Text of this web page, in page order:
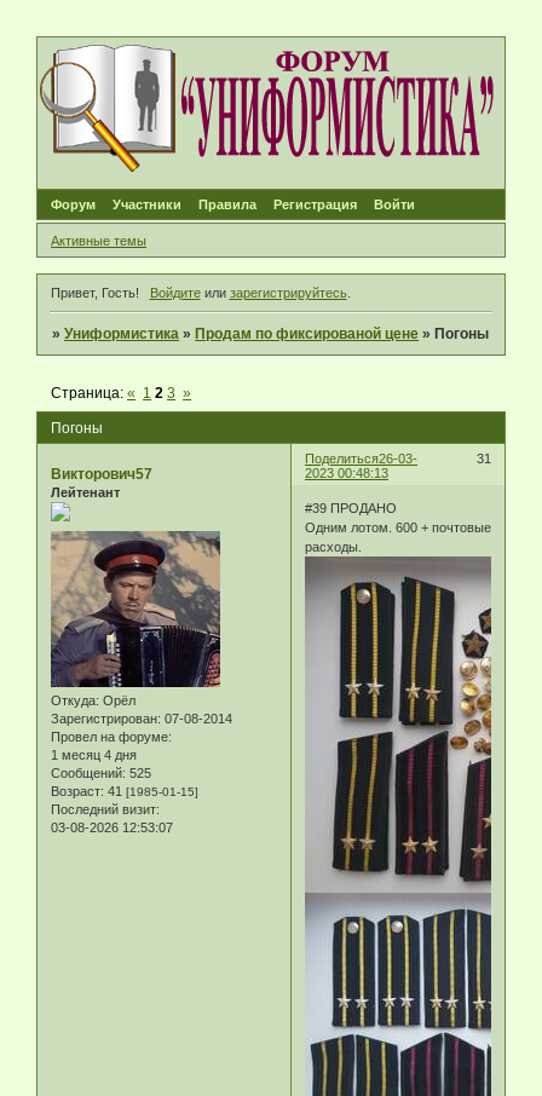
Форум Участники Правила Регистрация Войти
Активные темы
Привет, Гость! Войдитеили зарегистрируйтесь.
»Униформистика » Продам по фиксированой цене » Погоны
Погоны
Страница:« 1 2 3 »
Поделиться 31
26-03-
2023 00:48:13
Викторович57
Лейтенант
Откуда: Орёл
Зарегистрирован: 07-08-2014
Провел на форуме:
1 месяц 4 дня
Сообщений: 525
Возраст: 41 [1985-01-15]
Последний визит:
03-08-2026 12:53:07
#39 ПРОДАНО
Одним лотом. 600 + почтовые
расходы.